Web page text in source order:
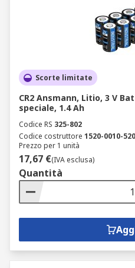
Scorte limitate
CR2 Ansmann, Litio, 3 V
speciale, 1.4 Ah
Codice RS 325-802
Codice costruttore 1520-0010-520
Prezzo per 1 unità
17,67 €(IVA esclusa)
Quantità